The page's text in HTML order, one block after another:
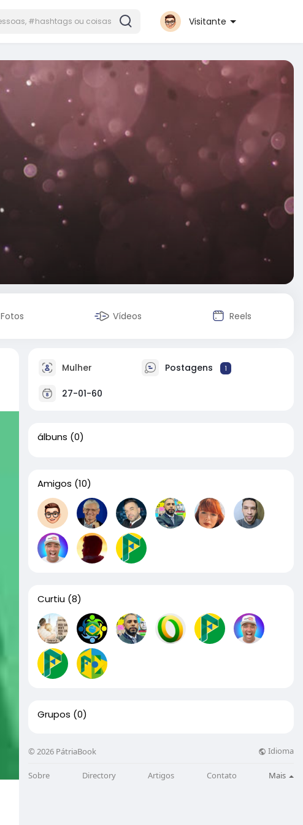
Visitante
Fotos Vídeos Reels
Mulher Postagens 1
27-01-60
álbuns (0)
Amigos (10)
Curtiu (8)
Grupos (0)
© 2026 PátriaBook Idioma
Sobre Directory Artigos Contato Mais